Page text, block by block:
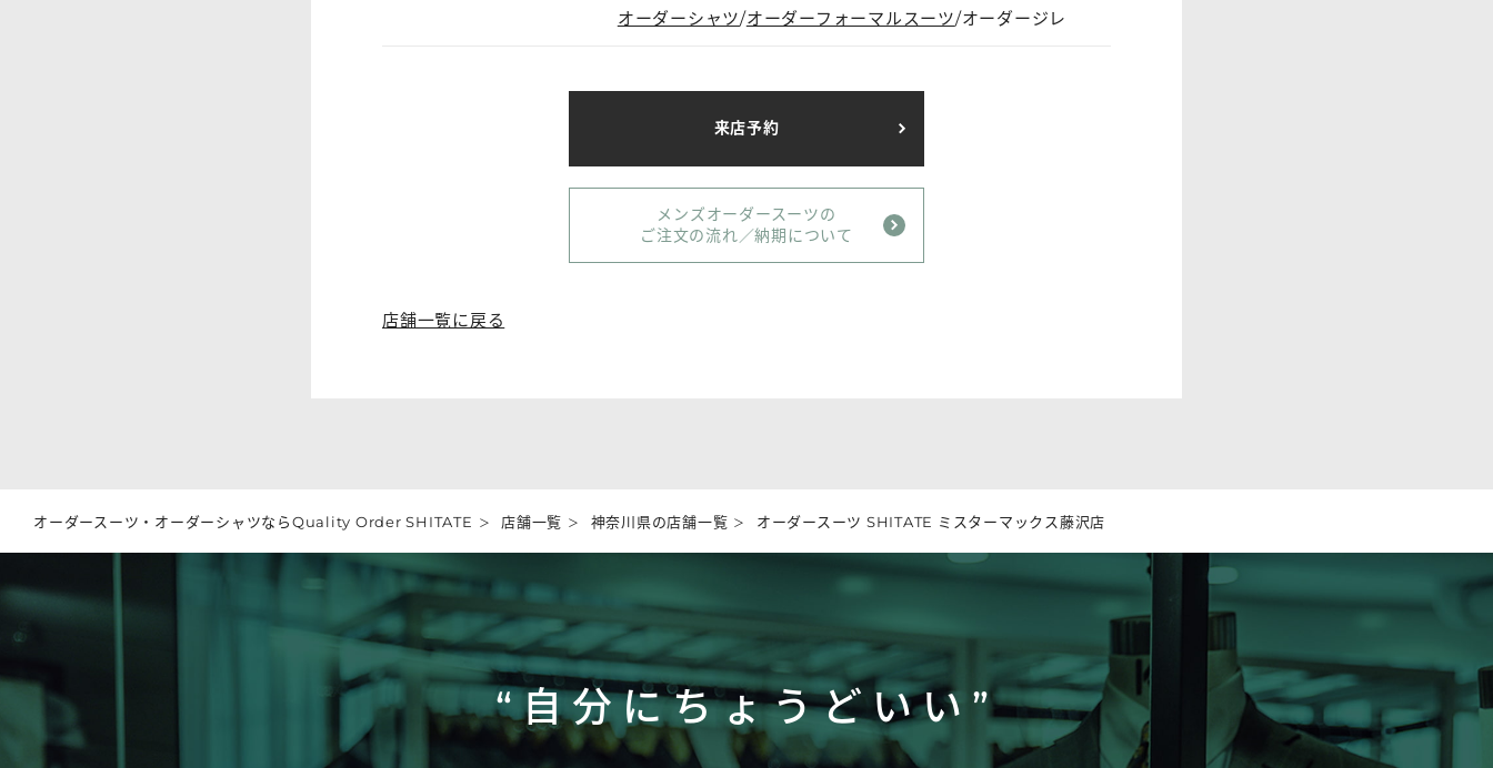
オーダーシャツ オーダーフォーマルスーツ オーダージレ
来店予約
メンズオーダースーツの
ご注文の流れ／納期について
店舗一覧に戻る
オーダースーツ・オーダーシャツならQuality Order SHITATE 店舗一覧 神奈川県の店舗一覧 オーダースーツ SHITATE ミスターマックス藤沢店
“自分にちょうどいい”